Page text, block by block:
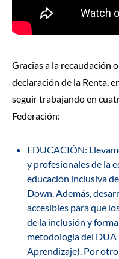
Gracias a la recaudación
declaración de la Renta,
seguir trabajando en
Federación:
EDUCACIÓN:
y profesionalesde la
educación inclusiva
Down.Además,
accesibles para que
de la inclusión y
metodología del DUA
Aprendizaje). Por